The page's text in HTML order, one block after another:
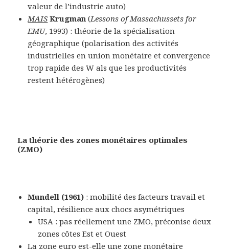
valeur de l’industrie auto)
MAIS Krugman (Lessons of Massachussets for
EMU, 1993) : théorie de la spécialisation
géographique (polarisation des activités
industrielles en union monétaire et convergence
trop rapide des W als que les productivités
restent hétérogènes)
La théorie des zones monétaires optimales
(ZMO)
Mundell (1961) : mobilité des facteurs travail et
capital, résilience aux chocs asymétriques
USA : pas réellement une ZMO, préconise deux
zones côtes Est et Ouest
La zone euro est-elle une zone monétaire